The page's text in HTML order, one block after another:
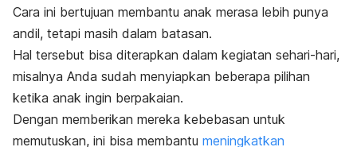
Cara ini bertujuan membantu anak merasa lebih punya
andil, tetapi masih dalam batasan.
Hal tersebut bisa diterapkan dalam kegiatan sehari-hari,
misalnya Anda sudah menyiapkan beberapa pilihan
ketika anak ingin berpakaian.
Dengan memberikan mereka kebebasan untuk
memutuskan, ini bisa membantu meningkatkan